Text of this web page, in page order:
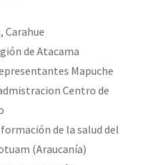
Carahue
de Atacama
Mapuche
Centro de
de la salud del
(Araucanía)